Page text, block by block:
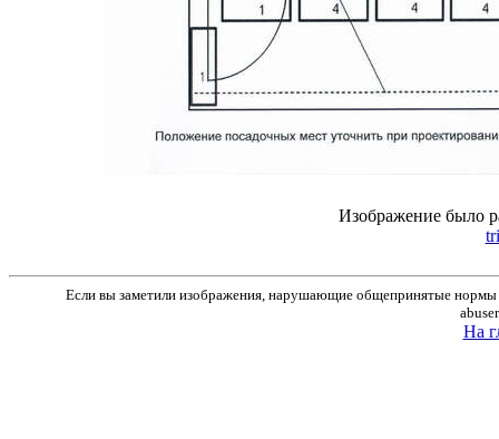
Изображение было
Если вы заметили изображения, нарушающие общепринятые нормы
На